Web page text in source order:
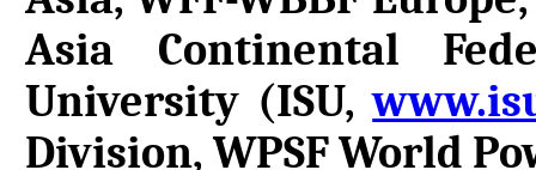
Asia Continental
University (ISU,
Division, WPSF World